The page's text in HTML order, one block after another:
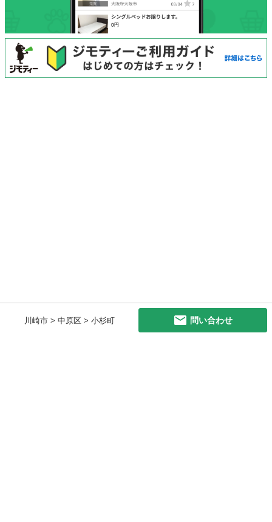
川崎市 > 中原区 > 小杉町 問い合わせ